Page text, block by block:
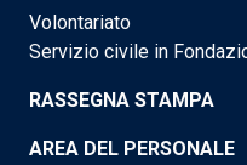
Volontariato
Servizio civile in
RASSEGNA STAMPA
AREA DEL PERSONALE